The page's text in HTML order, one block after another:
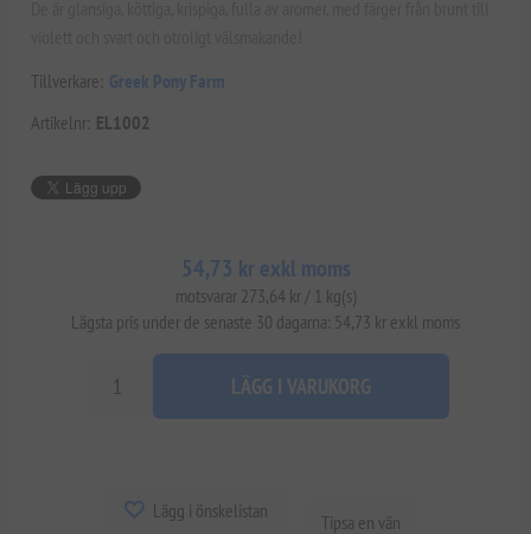
Tillverkare: Greek Pony Farm
Artikelnr: EL1002
54,73 kr exkl moms
motsvarar 273,64 kr / 1 kg(s)
Lägsta pris under de senaste 30 dagarna: 54,73 kr exkl moms
LÄGG I VARUKORG
Lägg i önskelistan Tipsa en vän